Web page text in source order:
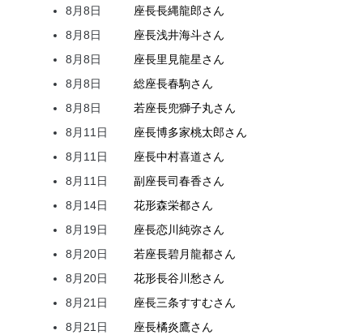
8月8日
座長長縄龍郎さん
8月8日
座長浅井海斗さん
8月8日
座長里見龍星さん
8月8日
総座長春駒さん
8月8日
若座長兜獅子丸さん
8月11日
座長博多家桃太郎さん
8月11日
座長中村喜道さん
8月11日
副座長司春香さん
8月14日
花形森栄都さん
8月19日
座長恋川純弥さん
8月20日
若座長碧月龍都さん
8月20日
花形長谷川愁さん
8月21日
座長三条すすむさん
8月21日
座長橘炎鷹さん